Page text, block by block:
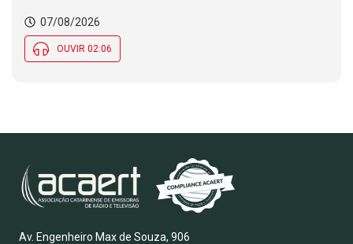
07/08/2026
OUVIR 02:06
Av. Engenheiro Max de Souza, 906